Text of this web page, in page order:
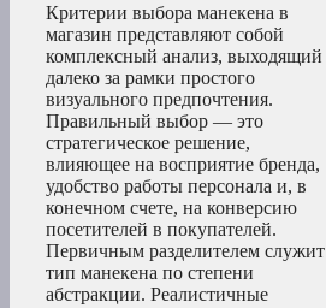
Критерии выбора манекена в
магазин представляют собой
комплексный анализ, выходящий
далеко за рамки простого
визуального предпочтения.
Правильный выбор — это
стратегическое решение,
влияющее на восприятие бренда,
удобство работы персонала и, в
конечном счете, на конверсию
посетителей в покупателей.
Первичным разделителем служит
тип манекена по степени
абстракции. Реалистичные